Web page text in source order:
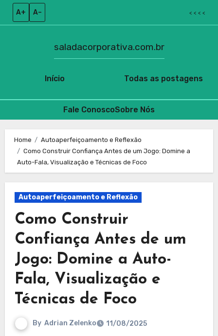
A+ A– < < < <
Início
saladacorporativa.com.br
Todas as postagens
Fale ConoscoSobre Nós
content
Home
Autoaperfeiçoamento e Reflexão
Como Construir Confiança Antes de um Jogo: Domine a
Auto-Fala, Visualização e Técnicas de Foco
Autoaperfeiçoamento e Reflexão
Como Construir
Confiança Antes de um
Jogo: Domine a Auto-
Fala, Visualização e
Técnicas de Foco
By Adrian Zelenko 11/08/2025